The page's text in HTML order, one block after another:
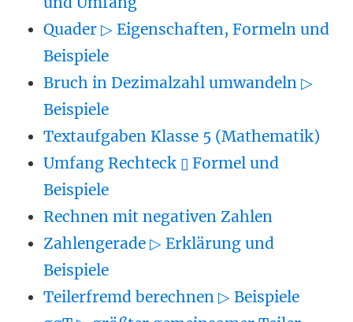
Quader ▷ Eigenschaften, Formeln und
Beispiele
Bruch in Dezimalzahl umwandeln ▷
Beispiele
Textaufgaben Klasse 5 (Mathematik)
Umfang Rechteck ▯ Formel und
Beispiele
Rechnen mit negativen Zahlen
Zahlengerade ▷ Erklärung und
Beispiele
Teilerfremd berechnen ▷ Beispiele